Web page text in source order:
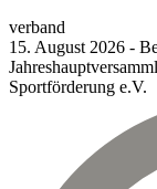
verband
15. August 2026 -
Sportförderung e.V.